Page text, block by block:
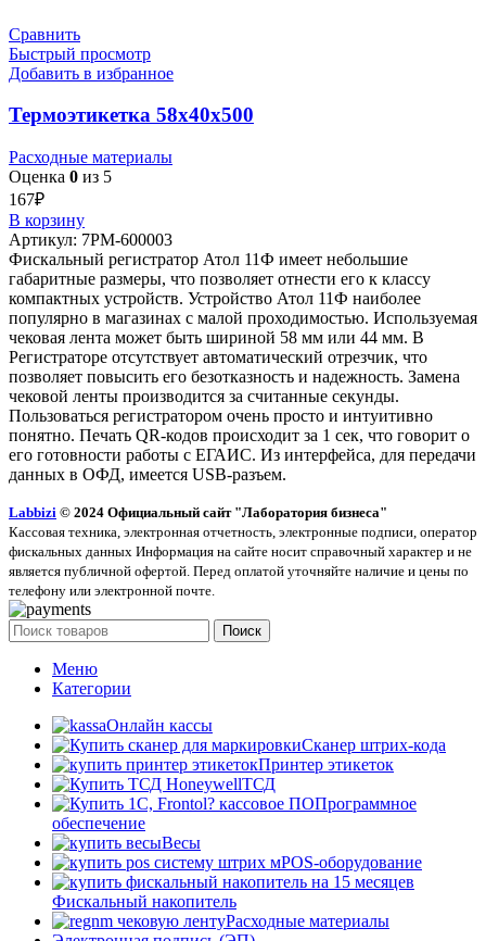
Сравнить
Быстрый просмотр
Добавить в избранное
Термоэтикетка 58х40х500
Расходные материалы
Оценка 0 из 5
167₽
В корзину
Артикул: 7РМ-600003
Фискальный регистратор Атол 11Ф имеет небольшие
габаритные размеры, что позволяет отнести его к классу
компактных устройств. Устройство Атол 11Ф наиболее
популярно в магазинах с малой проходимостью. Используемая
чековая лента может быть шириной 58 мм или 44 мм. В
Регистраторе отсутствует автоматический отрезчик, что
позволяет повысить его безотказность и надежность. Замена
чековой ленты производится за считанные секунды.
Пользоваться регистратором очень просто и интуитивно
понятно. Печать QR-кодов происходит за 1 сек, что говорит о
его готовности работы с ЕГАИС. Из интерфейса, для передачи
данных в ОФД, имеется USB-разъем.
Labbizi © 2024 Официальный сайт "Лаборатория бизнеса"
Кассовая техника, электронная отчетность, электронные подписи, оператор
фискальных данных Информация на сайте носит справочный характер и не
является публичной офертой. Перед оплатой уточняйте наличие и цены по
телефону или электронной почте.
Поиск
Меню
Категории
Онлайн кассы
Сканер штрих-кода
Принтер этикеток
ТСД
Программное
обеспечение
Весы
POS-оборудование
Фискальный накопитель
Расходные материалы